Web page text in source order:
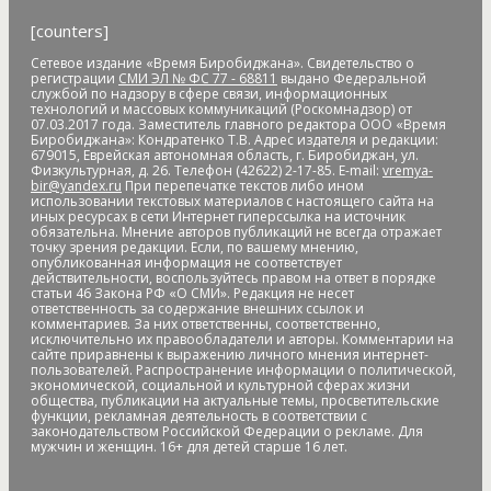
банковские_карты
барельеф баскетболБастакБастрыкинбатутБедность
бездомныебездомные животныебезналичные платежи
Безопасное колесо-2019безопасностьБезопасные и
качественные дорогибезработицабелкабензинБеринг
Берл Лазарбесплатные лекарстваБессмертные дела
Бессмертный полк бесхозяйственность бешенство
библиотекабизнесбизнес без поддержкибизнес-
омбудсменбиометрияБира БираканБирария БирЗСТ
БиробидажанБиробиджанБиробиджан-2
Биробиджанская воспитательная колония
Биробиджанская таможняБиробиджанская ТЭЦ
Биробиджанский АрбатБиробиджанский военный
гарнизонный судБиробиджанский колледж культуры и
искусствБиробиджанский районБирофельдбиткоин
битумная ямабитумная_ямабитумное болотобитумные
ямыБлаговещенскБлаговещенский кафедральный собор
Благословенноеблаготворитель года благотворительная
[counters]
Сетевое издание «Время Биробиджана». Свидетельство о
регистрации СМИ ЭЛ № ФС 77 - 68811 выдано Федеральной
службой по надзору в сфере связи, информационных
технологий и массовых коммуникаций (Роскомнадзор) от
07.03.2017 года. Заместитель главного редактора ООО «Время
Биробиджана»: Кондратенко Т.В. Адрес издателя и редакции:
679015, Еврейская автономная область, г. Биробиджан, ул.
Физкультурная, д. 26. Телефон (42622) 2-17-85. E-mail: vremya-
bir@yandex.ru При перепечатке текстов либо ином
использовании текстовых материалов с настоящего сайта на
иных ресурсах в сети Интернет гиперссылка на источник
обязательна. Мнение авторов публикаций не всегда отражает
точку зрения редакции. Если, по вашему мнению,
опубликованная информация не соответствует
действительности, воспользуйтесь правом на ответ в порядке
статьи 46 Закона РФ «О СМИ». Редакция не несет
ответственность за содержание внешних ссылок и
комментариев. За них ответственны, соответственно,
исключительно их правообладатели и авторы. Комментарии на
сайте приравнены к выражению личного мнения интернет-
пользователей. Распространение информации о политической,
экономической, социальной и культурной сферах жизни
общества, публикации на актуальные темы, просветительские
функции, рекламная деятельность в соответствии с
законодательством Российской Федерации о рекламе. Для
мужчин и женщин. 16+ для детей старше 16 лет.